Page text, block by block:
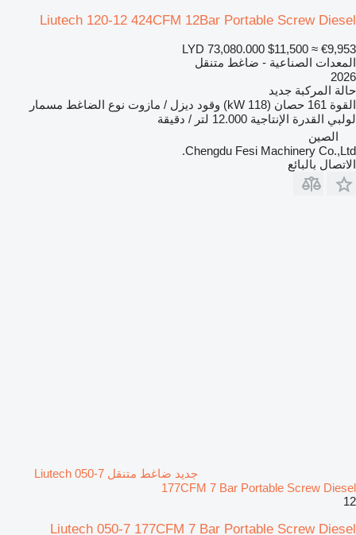
Liutech 120-12 424CFM 12Bar Portable Screw Diesel
LYD 73,080.000 $11,500 ≈ €9,953
المعدات الصناعية - ضاغط متنقل
2026
حالة المركبة جديد
القوة 161 حصان (118 kW) وقود ديزل / مازوت نوع الضاغط مسمار
لولبي القدرة الإنتاجية 12.000 لتر / دقيقة
الصين
Chengdu Fesi Machinery Co.,Ltd.
الاتصال بالبائع
جديد ضاغط متنقل Liutech 050-7
177CFM 7 Bar Portable Screw Diesel
12
Liutech 050-7 177CFM 7 Bar Portable Screw Diesel